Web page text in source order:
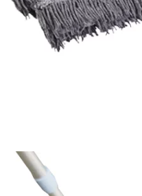
поверхностей